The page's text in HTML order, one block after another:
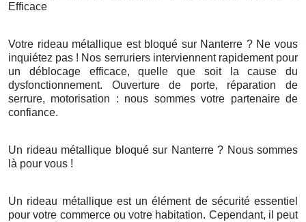
Efficace
Votre rideau métallique est bloqué sur Nanterre ? Ne vous
inquiétez pas ! Nos serruriers interviennent rapidement pour
un déblocage efficace, quelle que soit la cause du
dysfonctionnement. Ouverture de porte, réparation de
serrure, motorisation : nous sommes votre partenaire de
confiance.
Un rideau métallique bloqué sur Nanterre ? Nous sommes
là pour vous !
Un rideau métallique est un élément de sécurité essentiel
pour votre commerce ou votre habitation. Cependant, il peut